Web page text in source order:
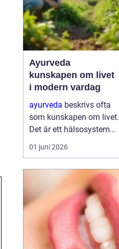
söker många på04 juni
2026
Ayurveda
kunskapen om livet
i modern vardag
ayurveda beskrivs ofta
som kunskapen om livet.
Det är ett hälsosystem
som betonar balans,
helhet och samspelet
omgivning. I stället för
att bara fokusera på
symtom försöker
ayurve...
01 juni 2026